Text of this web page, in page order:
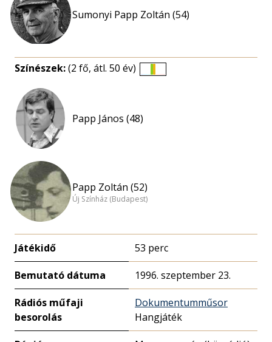
Sumonyi Papp Zoltán (54)
Színészek:(2 fő, átl. 50 év)
Papp János (48)
Papp Zoltán (52)
Új Színház (Budapest)
Játékidő 53 perc
Bemutató dátuma 1996. szeptember 23.
Rádiós műfaji
besorolás
Dokumentumműsor
Hangjáték